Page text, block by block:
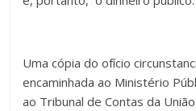
Uma cópia do ofício
encaminhada ao Ministério
ao Tribunal de Contas da